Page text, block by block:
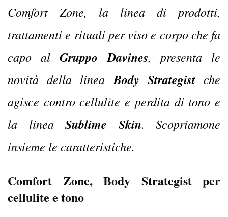
Comfort Zone, la linea di prodotti,
trattamenti e rituali per viso e corpo che fa
capo alGruppo Davines, presenta le
novità della linea Body Strategistche
agisce contro cellulite e perdita di tono e
la linea Sublime Skin. Scopriamone
insieme le caratteristiche.
Comfort Zone, Body Strategist per
cellulite e tono